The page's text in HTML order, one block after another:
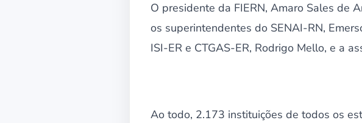
O presidente da FIERN, Amaro Sales de
os superintendentes do SENAI-RN,
ISI-ER e CTGAS-ER, Rodrigo Mello, e a
Ao todo, 2.173 instituições de todos os